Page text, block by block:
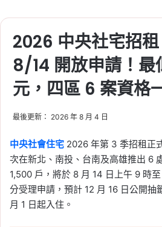
2026 中央社宅招租
8/14 開放申請！
元，四區 6 案資格
最後更新： 2026 年 8 月 4 日
中央社會住宅 2026 年第 3 季招租正
次在新北、南投、台南及高雄推出 6
1,500 戶，將於 8 月 14 日上午 9 時
分受理申請，預計 12 月 16 日公開
月 1 日起入住。